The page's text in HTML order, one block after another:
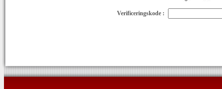
Verificeringskode :